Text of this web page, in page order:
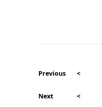
Previous <
Next <